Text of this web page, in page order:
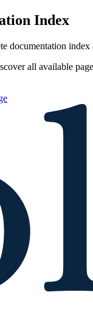
Index
documentation index
all available